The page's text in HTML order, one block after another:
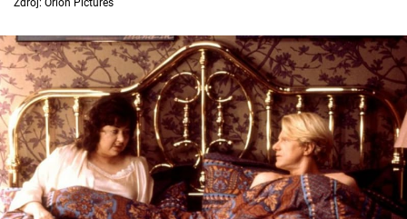
Pořady
TV Program
Sledujte prima+
Přihlášení
Zdroj: Orion Pictures